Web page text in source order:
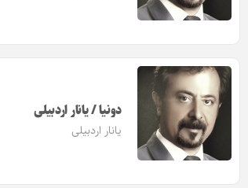
دونیا / یانار اردبیلی
یانار اردبیلی